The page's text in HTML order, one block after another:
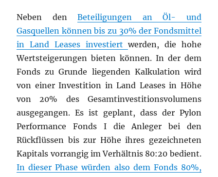
Neben denBeteiligungen an Öl- und
Gasquellen können bis zu 30% der Fondsmittel
in Land Leases investiertwerden, die hohe
Wertsteigerungen bieten können. In der dem
Fonds zu Grunde liegenden Kalkulation wird
von einer Investition in Land Leases in Höhe
von 20% des Gesamtinvestitionsvolumens
ausgegangen. Es ist geplant, dass der Pylon
Performance Fonds I die Anleger bei den
Rückflüssen bis zur Höhe ihres gezeichneten
Kapitals vorrangig im Verhältnis 80:20 bedient.
In dieser Phase würden also dem Fonds 80%,